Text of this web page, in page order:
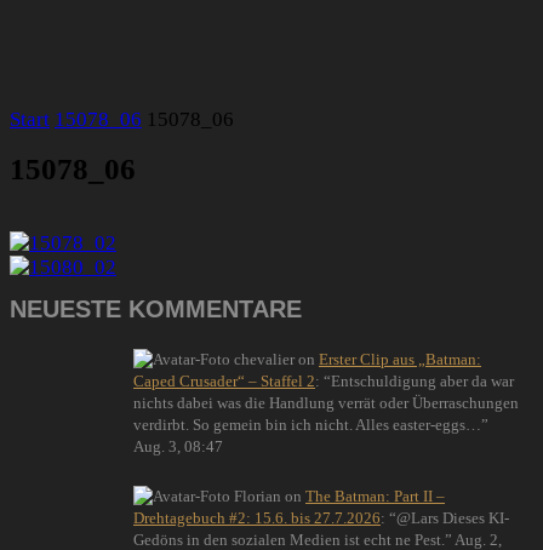
Start 15078_06 15078_06
15078_06
NEUESTE KOMMENTARE
chevalier on Erster Clip aus „Batman:
Caped Crusader“ – Staffel 2: “Entschuldigung aber da war
nichts dabei was die Handlung verrät oder Überraschungen
verdirbt. So gemein bin ich nicht. Alles easter-eggs… ”
Aug. 3, 08:47
Florian on The Batman: Part II –
Drehtagebuch #2: 15.6. bis 27.7.2026: “@Lars Dieses KI-
Gedöns in den sozialen Medien ist echt ne Pest. ” Aug. 2,